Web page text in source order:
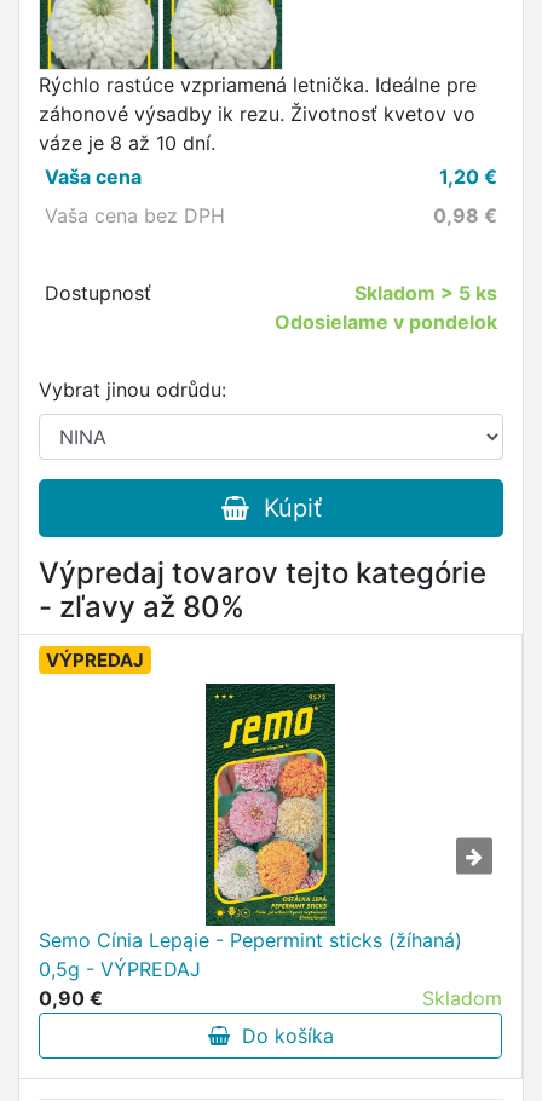
Rýchlo rastúce vzpriamená letnička. Ideálne pre
záhonové výsadby ik rezu. Životnosť kvetov vo
váze je 8 až 10 dní.
Vaša cena
1,20 €
Vaša cena bez DPH
0,98 €
Dostupnosť Skladom > 5 ks
Odosielame v pondelok
Vybrat jinou odrůdu:
Kúpiť
Výpredaj tovarov tejto kategórie
- zľavy až 80%
VÝPREDAJ
Semo Cínia Lepąie - Pepermint sticks (žíhaná)
0,5g - VÝPREDAJ
0,90 €
Skladom
Do košíka